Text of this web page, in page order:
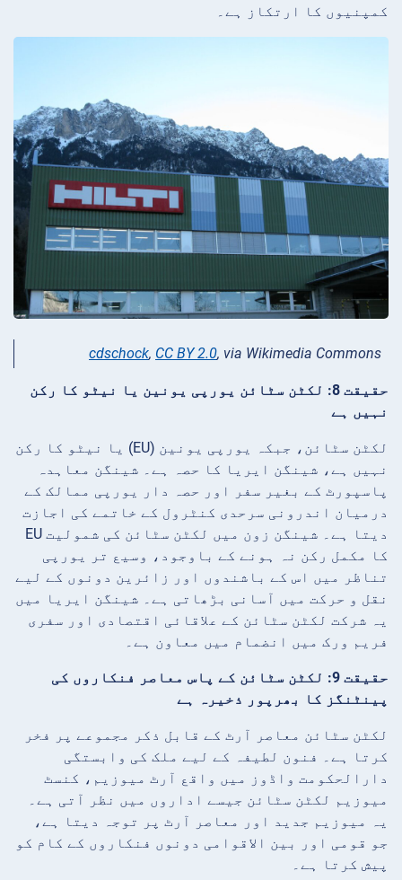
کمپنیوں کا ارتکاز ہے۔
cdschock, CC BY 2.0, via Wikimedia Commons
حقیقت 8: لکٹن سٹائن یورپی یونین یا نیٹو کا رکن
نہیں ہے
لکٹن سٹائن، جبکہ یورپی یونین (EU) یا نیٹو کا رکن
نہیں ہے، شینگن ایریا کا حصہ ہے۔ شینگن معاہدہ
پاسپورٹ کے بغیر سفر اور حصہ دار یورپی ممالک کے
درمیان اندرونی سرحدی کنٹرول کے خاتمے کی اجازت
دیتا ہے۔ شینگن زون میں لکٹن سٹائن کی شمولیت EU
کا مکمل رکن نہ ہونے کے باوجود، وسیع تر یورپی
تناظر میں اس کے باشندوں اور زائرین دونوں کے لیے
نقل و حرکت میں آسانی بڑھاتی ہے۔ شینگن ایریا میں
یہ شرکت لکٹن سٹائن کے علاقائی اقتصادی اور سفری
فریم ورک میں انضمام میں معاون ہے۔
حقیقت 9: لکٹن سٹائن کے پاس معاصر فنکاروں کی
پینٹنگز کا بھرپور ذخیرہ ہے
لکٹن سٹائن معاصر آرٹ کے قابل ذکر مجموعے پر فخر
کرتا ہے۔ فنون لطیفہ کے لیے ملک کی وابستگی
دارالحکومت واڈوز میں واقع آرٹ میوزیم، کنسٹ
میوزیم لکٹن سٹائن جیسے اداروں میں نظر آتی ہے۔
یہ میوزیم جدید اور معاصر آرٹ پر توجہ دیتا ہے،
جو قومی اور بین الاقوامی دونوں فنکاروں کے کام کو
پیش کرتا ہے۔